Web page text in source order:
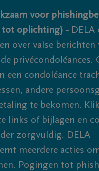
voor
tot oplichting) - DELA
over valse berichten
privécondoléances.
een condoléance
andere
te bekomen.
links of bijlagen en
zorgvuldig. DELA
meerdere acties
Pogingen tot